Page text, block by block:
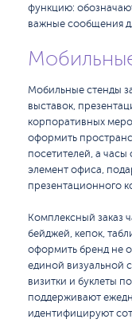
функцию:
важные сообщения
Мобильные стенды
выставок,
корпоративных
оформить
посетителей, а
элемент офиса,
презентационного
Комплексный заказ
бейджей, кепок,
оформить бренд не
единой визуальной
визитки и буклеты
поддерживают
идентифицируют